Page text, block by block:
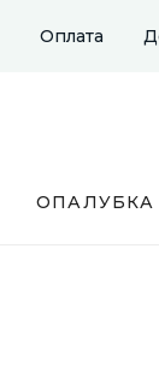
Оплата
ОПАЛУБКА